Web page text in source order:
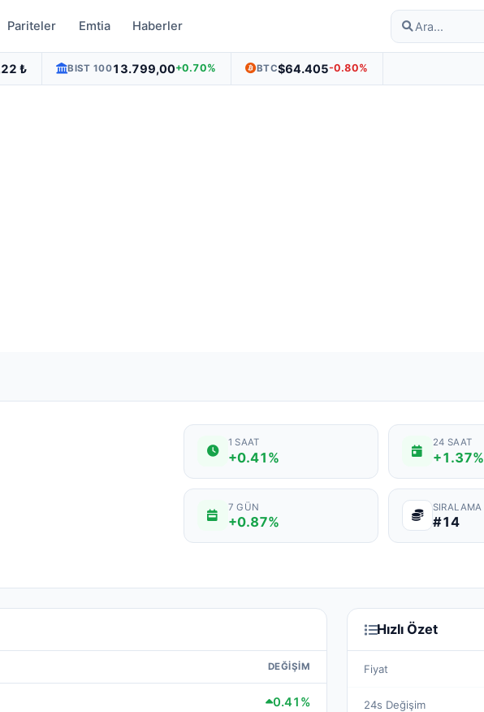
Pariteler Emtia Haberler
₺ BIST 10013.799,00+0.70% BTC$64.405-0.80%
1 SAAT
+0.41%
24 SAAT
+1.37%
7 GÜN
+0.87%
SIRALAMA
#14
DEĞIŞIM
0.41%
Hızlı Özet
Fiyat
24s Değişim